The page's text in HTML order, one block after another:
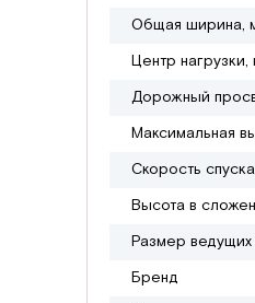
Общая ширина,
Центр нагрузки,
Дорожный
Максимальная
Скорость
Высота в
Размер
Бренд